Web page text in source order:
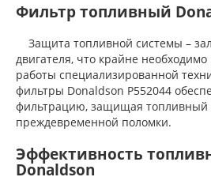
Фильтр топливный
Защита топливной системы –
двигателя, что крайне
работы специализированной
фильтры Donaldson P552044
фильтрацию, защищая топливный
преждевременной поломки.
Эффективность
Donaldson